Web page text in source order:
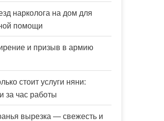
нарколога на дом для
помощи
и призыв в армию
стоит услуги няни:
за час работы
вырезка — свежесть и